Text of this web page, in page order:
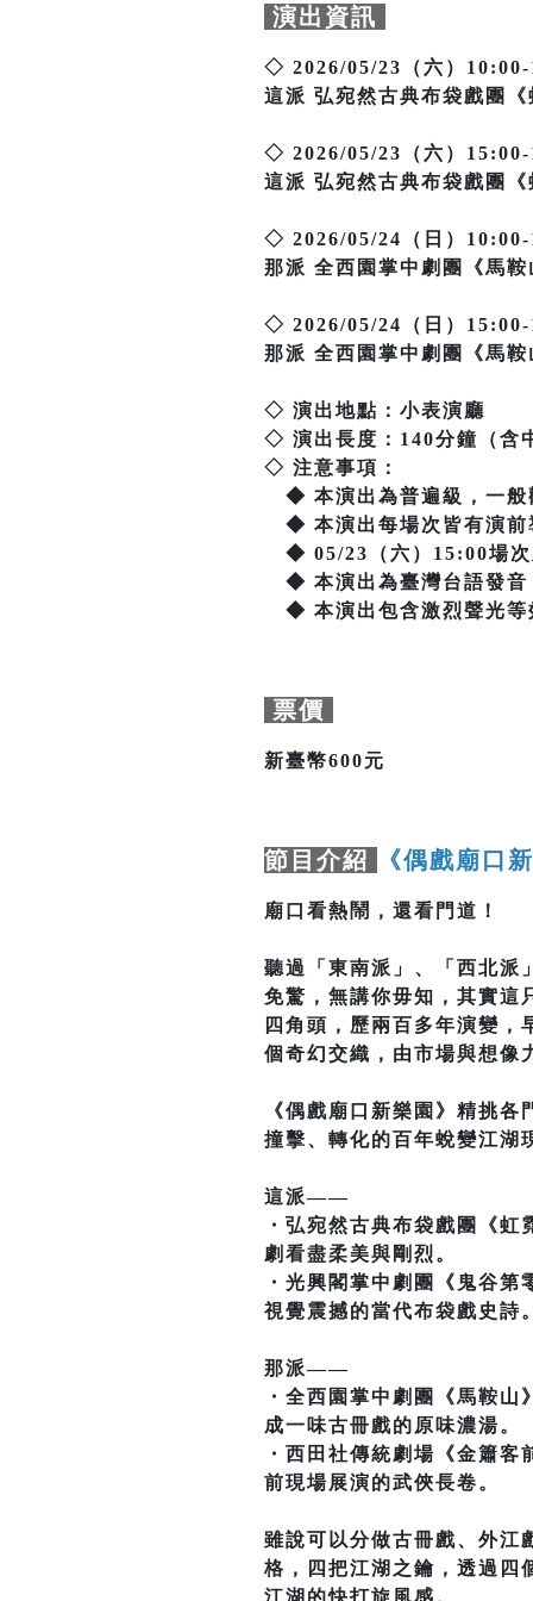
演出資訊
◇ 2026/05/23（六）
這派 弘宛然古典布袋戲團
◇ 2026/05/23（六）
這派 弘宛然古典布袋戲團
◇ 2026/05/24（日）
那派 全西園掌中劇團《馬
◇ 2026/05/24（日）
那派 全西園掌中劇團《馬
◇ 演出地點：小表演廳
◇ 演出長度：140分鐘（含
◇ 注意事項：
◆ 本演出為普遍級，一般
◆ 本演出每場次皆有演前
◆ 05/23（六）15:00場次
◆ 本演出為臺灣台語發音
◆ 本演出包含激烈聲光等
票價
新臺幣600元
節目介紹 《偶戲廟口
廟口看熱鬧，還看門道！
聽過「東南派」、「西北派
免驚，無講你毋知，其實這
四角頭，歷兩百多年演變
個奇幻交織，由市場與想
《偶戲廟口新樂園》精挑
撞擊、轉化的百年蛻變江湖
這派——
・弘宛然古典布袋戲團《
劇看盡柔美與剛烈。
・光興閣掌中劇團《鬼谷
視覺震撼的當代布袋戲史詩
那派——
・全西園掌中劇團《馬鞍
成一味古冊戲的原味濃湯。
・西田社傳統劇場《金簫
前現場展演的武俠長卷。
雖說可以分做古冊戲、外江
格，四把江湖之鑰，透過四